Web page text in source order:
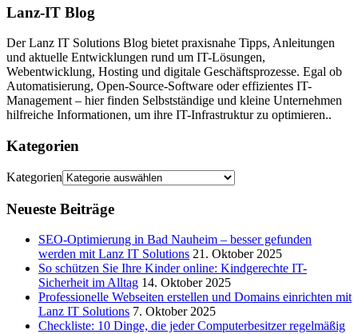
Lanz-IT Blog
Der Lanz IT Solutions Blog bietet praxisnahe Tipps, Anleitungen
und aktuelle Entwicklungen rund um IT-Lösungen,
Webentwicklung, Hosting und digitale Geschäftsprozesse. Egal ob
Automatisierung, Open-Source-Software oder effizientes IT-
Management – hier finden Selbstständige und kleine Unternehmen
hilfreiche Informationen, um ihre IT-Infrastruktur zu optimieren..
Kategorien
Kategorien
Neueste Beiträge
SEO-Optimierung in Bad Nauheim – besser gefunden
werden mit Lanz IT Solutions 21. Oktober 2025
So schützen Sie Ihre Kinder online: Kindgerechte IT-
Sicherheit im Alltag 14. Oktober 2025
Professionelle Webseiten erstellen und Domains einrichten mit
Lanz IT Solutions 7. Oktober 2025
Checkliste: 10 Dinge, die jeder Computerbesitzer regelmäßig